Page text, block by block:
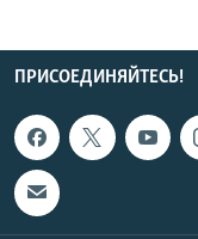
ПРИСОЕДИНЯЙТЕСЬ!